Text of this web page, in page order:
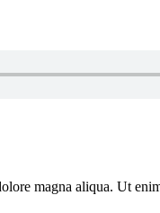
magna aliqua. Ut